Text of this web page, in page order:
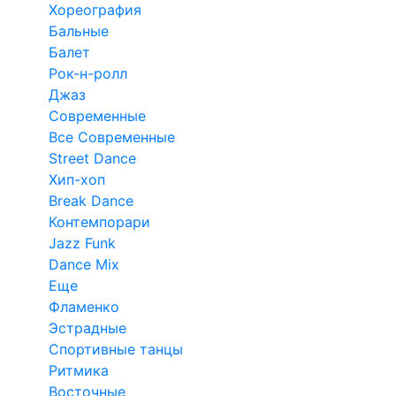
Хореография
Бальные
Балет
Рок-н-ролл
Джаз
Современные
Все Современные
Street Dance
Хип-хоп
Break Dance
Контемпорари
Jazz Funk
Dance Mix
Еще
Фламенко
Эстрадные
Спортивные танцы
Ритмика
Восточные